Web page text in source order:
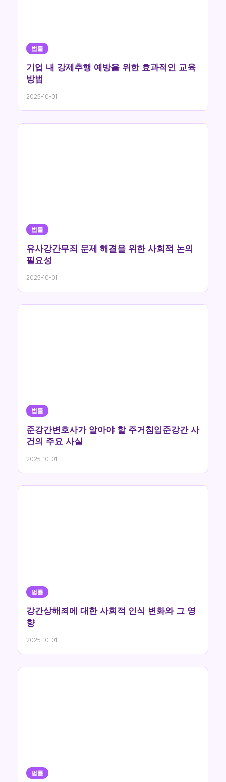
법률
기업 내 강제추행 예방을 위한 효과적인 교육
방법
2025-10-01
법률
유사강간무죄 문제 해결을 위한 사회적 논의
필요성
2025-10-01
법률
준강간변호사가 알아야 할 주거침입준강간 사
건의 주요 사실
2025-10-01
법률
강간상해죄에 대한 사회적 인식 변화와 그 영
향
2025-10-01
법률